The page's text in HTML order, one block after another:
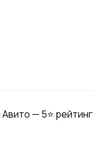
— 5⭐ рейтинг